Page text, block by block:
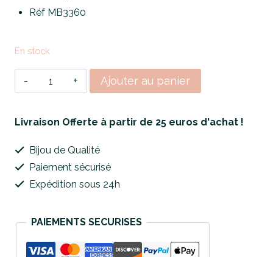
Réf MB3360
En stock
quantité
Bague
Silver
Ajouter au panier
Livraison Offerte à partir de 25 euros d'achat !
Bijou de Qualité
Paiement sécurisé
Expédition sous 24h
PAIEMENTS SECURISES